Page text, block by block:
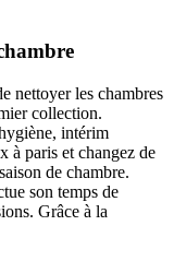
nettoyer les chambres
collection.
intérim
à paris et changez de
de chambre.
son temps de
Grâce à la